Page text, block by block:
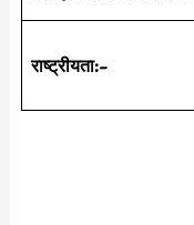
राष्ट्रीयता:-